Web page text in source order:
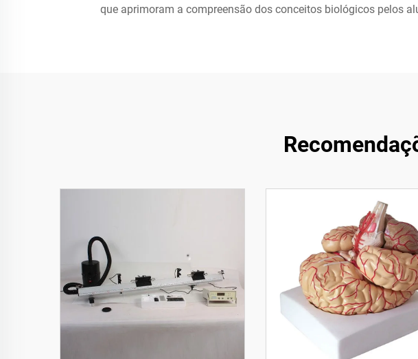
que aprimoram a compreensão dos conceitos biológicos pelos